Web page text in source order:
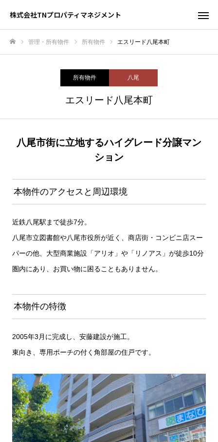
株式会社TNプロパティマネジメント
管理・所有物件 所有物件 エスリード八尾本町
所有物件 八尾
エスリード八尾本町
八尾市街に立地するハイグレード分譲マン
ション
本物件のアクセスと周辺環境
近鉄八尾駅まで徒歩7分。
八尾市立図書館や八尾市役所が近く、商店街・コンビニ店スー
パーの他、大型商業施設「アリオ」や「リノアス」が徒歩10分
圏内にあり、お買い物に困ることもありません。
本物件の特徴
2005年3月に完成し、安藤建設が施工。
東向き、専用ポーチの付く角部屋の住戸です。